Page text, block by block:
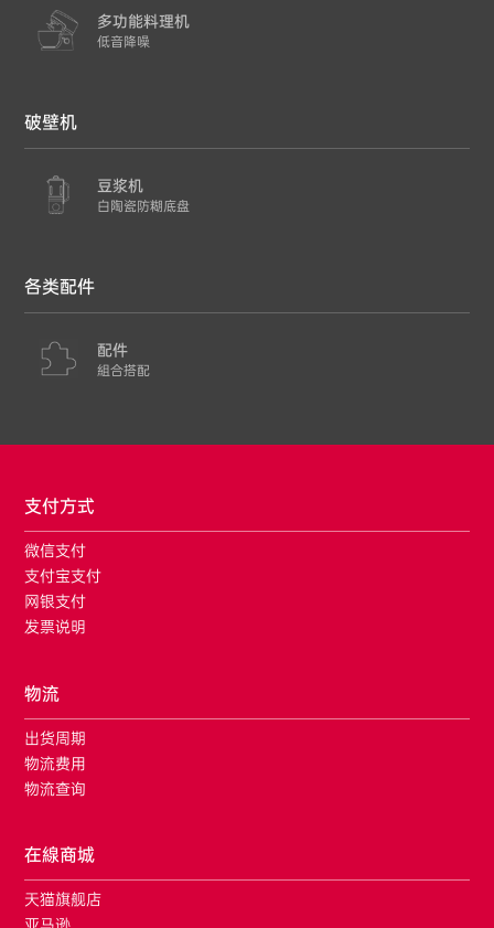
多功能料理机
低音降噪
破壁机
豆浆机
白陶瓷防糊底盘
各类配件
配件
組合搭配
支付方式
微信支付
支付宝支付
网银支付
发票说明
物流
出货周期
物流费用
物流查询
在線商城
天猫旗舰店